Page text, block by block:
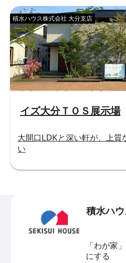
イズ大分ＴＯＳ展示場
積水ハウス株式会社 大分支店
大開口LDKと深い軒が、上質
い
積水ハ
「わが家
にする